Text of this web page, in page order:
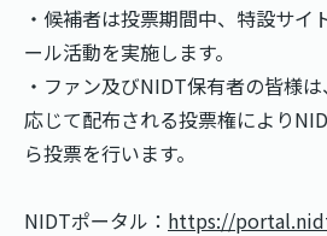
・候補者は投票期間中、特設サイ
ール活動を実施します。
・ファン及びNIDT保有者の皆様
応じて配布される投票権により
ら投票を行います。
NIDTポータル： https://